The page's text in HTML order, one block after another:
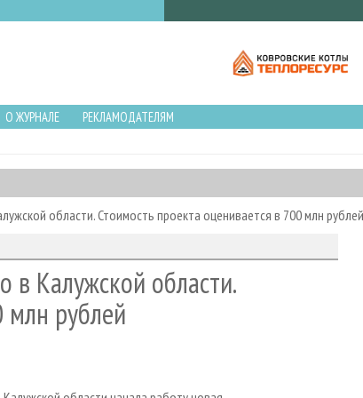
О ЖУРНАЛЕ
РЕКЛАМОДАТЕЛЯМ
области. Стоимость проекта оценивается в 700 млн рублей
в Калужской области.
млн рублей